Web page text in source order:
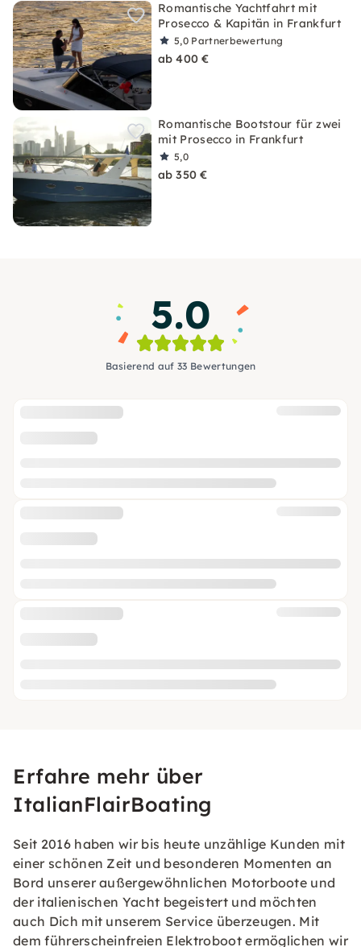
Romantische Yachtfahrt mit
Prosecco & Kapitän in Frankfurt
5,0 Partnerbewertung
ab 400 €
Romantische Bootstour für zwei
mit Prosecco in Frankfurt
5,0
ab 350 €
5.0
Basierend auf 33 Bewertungen
Erfahre mehr über
ItalianFlairBoating
Seit 2016 haben wir bis heute unzählige Kunden mit
einer schönen Zeit und besonderen Momenten an
Bord unserer außergewöhnlichen Motorboote und
der italienischen Yacht begeistert und möchten
auch Dich mit unserem Service überzeugen. Mit
dem führerscheinfreien Elektroboot ermöglichen wir